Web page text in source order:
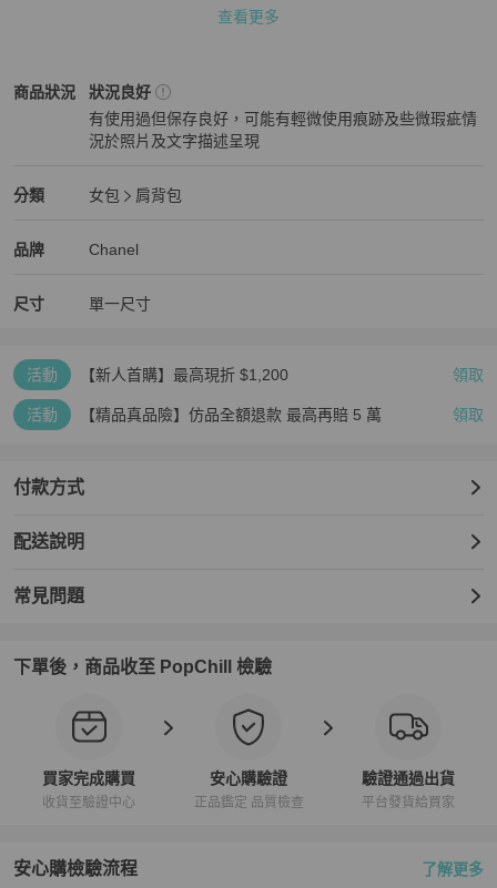
🔎確認商品狀況及資訊再下單，請私訊確認更多細圖
🔎出貨前會傳送出貨影片/照片，請以之為依據
🔎出貨前都會有專業詳細鑒定，出貨後平台會再次第三方鑒定
查看更多
商品狀況
Chanel女包商品狀態與細節
狀況良好
有使用過但保存良好，可能有輕微使用痕跡及些微瑕疵情
況於照片及文字描述呈現
分類
Chanel 女包分類資訊
女包
肩背包
品牌
Chanel 精品女包品牌介紹
Chanel
Chanel 推薦清單
尺寸 單一尺寸
活動 【新人首購】最高現折 $1,200 領取
活動 【精品真品險】仿品全額退款 最高再賠 5 萬 領取
付款方式
配送說明
常見問題
下單後，商品收至 PopChill 檢驗
買家完成購買
收貨至驗證中心
安心購驗證
正品鑑定 品質檢查
驗證通過出貨
平台發貨給買家
安心購檢驗流程 了解更多